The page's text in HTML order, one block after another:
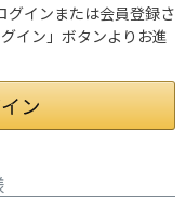
インまたは会員登録さ
イン」ボタンよりお進